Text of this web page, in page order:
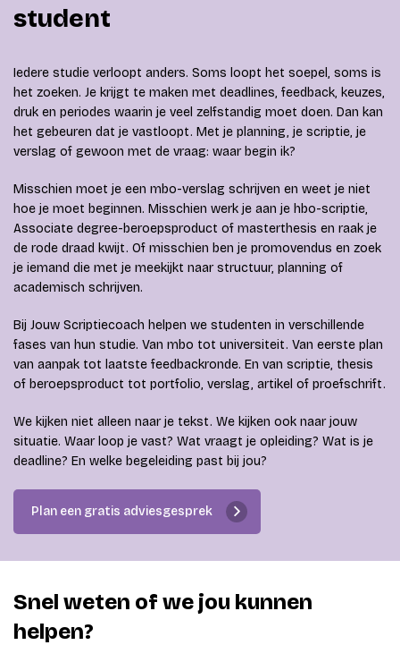
student
Iedere studie verloopt anders. Soms loopt het soepel, soms is
het zoeken. Je krijgt te maken met deadlines, feedback, keuzes,
druk en periodes waarin je veel zelfstandig moet doen. Dan kan
het gebeuren dat je vastloopt. Met je planning, je scriptie, je
verslag of gewoon met de vraag: waar begin ik?
Misschien moet je een mbo-verslag schrijven en weet je niet
hoe je moet beginnen. Misschien werk je aan je hbo-scriptie,
Associate degree-beroepsproduct of masterthesis en raak je
de rode draad kwijt. Of misschien ben je promovendus en zoek
je iemand die met je meekijkt naar structuur, planning of
academisch schrijven.
Bij Jouw Scriptiecoach helpen we studenten in verschillende
fases van hun studie. Van mbo tot universiteit. Van eerste plan
van aanpak tot laatste feedbackronde. En van scriptie, thesis
of beroepsproduct tot portfolio, verslag, artikel of proefschrift.
We kijken niet alleen naar je tekst. We kijken ook naar jouw
situatie. Waar loop je vast? Wat vraagt je opleiding? Wat is je
deadline? En welke begeleiding past bij jou?
Plan een gratis adviesgesprek
Snel weten of we jou kunnen
helpen?